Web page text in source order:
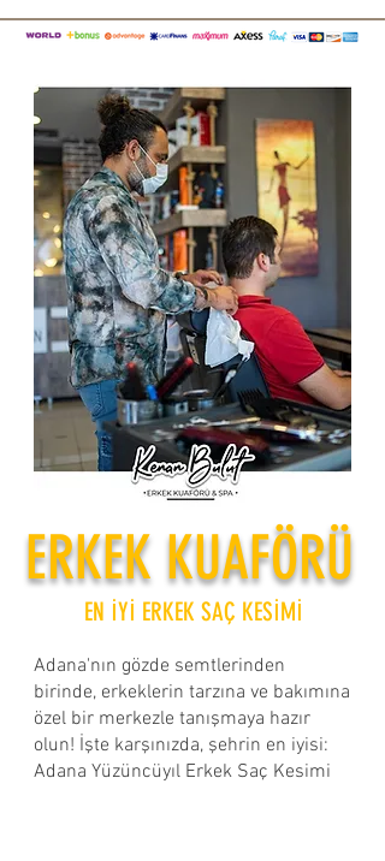
ERKEK KUAFÖRÜ
EN İYİ ERKEK SAÇ KESİMİ
Adana'nın gözde semtlerinden
birinde, erkeklerin tarzına ve bakımına
özel bir merkezle tanışmaya hazır
olun! İşte karşınızda, şehrin en iyisi:
Adana Yüzüncüyıl Erkek Saç Kesimi ​